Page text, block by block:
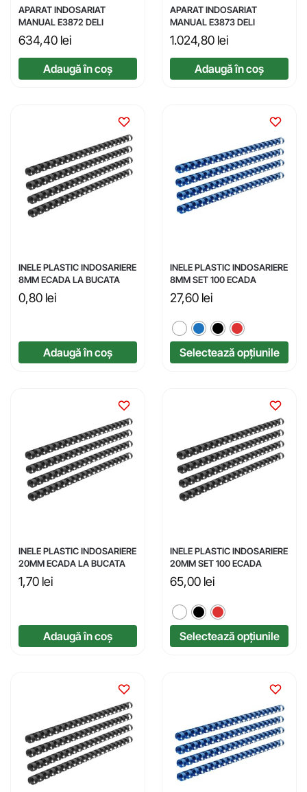
APARAT INDOSARIAT
MANUAL E3872 DELI
634,40 lei
Adaugă în coș
APARAT INDOSARIAT
MANUAL E3873 DELI
1.024,80 lei
Adaugă în coș
INELE PLASTIC INDOSARIERE
8MM ECADA LA BUCATA
0,80 lei
Adaugă în coș
INELE PLASTIC INDOSARIERE
8MM SET 100 ECADA
27,60 lei
Selectează opțiunile
INELE PLASTIC INDOSARIERE
20MM ECADA LA BUCATA
1,70 lei
Adaugă în coș
INELE PLASTIC INDOSARIERE
20MM SET 100 ECADA
65,00 lei
Selectează opțiunile